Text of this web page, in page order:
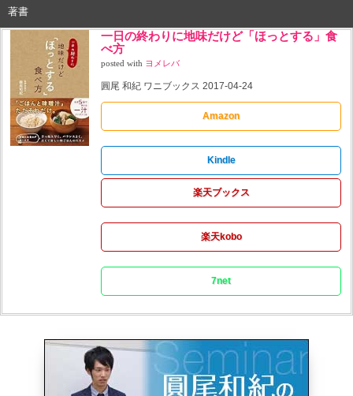
著書
一日の終わりに地味だけど「ほっとする」食
べ方
posted with ヨメレバ
圓尾 和紀 ワニブックス 2017-04-24
Amazon
Kindle
楽天ブックス
楽天kobo
7net